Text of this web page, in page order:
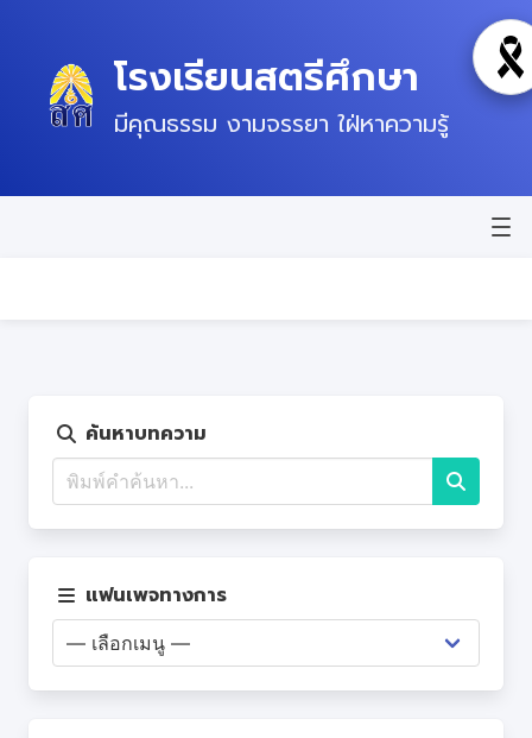
โรงเรียนสตรีศึกษา
มีคุณธรรม งามจรรยา ใฝ่หาความรู้
บุคลากร
แผนปฏิบัติการ
Q&A
ค้นหาบทความ
แฟนเพจทางการ
โห